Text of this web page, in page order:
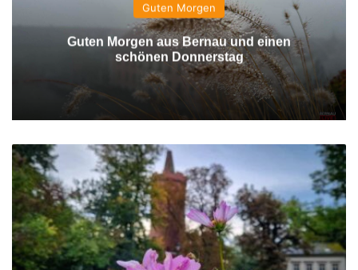
Guten Morgen
Guten Morgen aus Bernau und einen
schönen Donnerstag